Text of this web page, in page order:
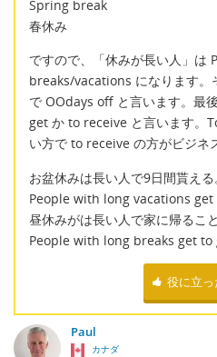
Spring break
春休み
ですので、「休みが長い人」
breaks/vacations になります。
で OOdays off と言います。最
get か to receive と言います。
い方で to receive の方がビジネ
お盆休みは長い人で9日間貰える
People with long vacations
昼休みがは長い人で家に帰るこ
People with long breaks get to
役に立っ
Paul
カナダ